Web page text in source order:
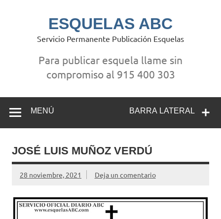
ESQUELAS ABC
Servicio Permanente Publicación Esquelas
Para publicar esquela llame sin
compromiso al 915 400 303
BARRA LATERAL
MENÚ
JOSÉ LUIS MUÑOZ VERDÚ
28 noviembre, 2021 Deja un comentario